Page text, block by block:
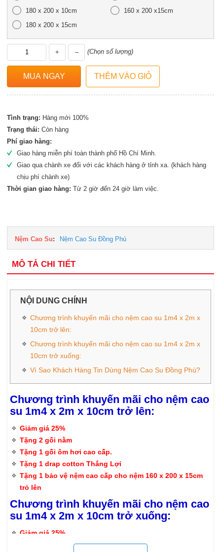
180 x 200 x 10cm
160 x 200 x15cm
180 x 200 x 15cm
+ – (Chọn số lượng)
Tình trạng: Hàng mới 100%
Trạng thái:Còn hàng
Phí giao hàng:
Giao hàng miễn phí toàn thành phố Hồ Chí Minh.
Giao qua chành xe đối với các khách hàng ở tỉnh xa. (khách hàng
chịu phí chành xe)
Thời gian giao hàng: Từ 2 giờ đến 24 giờ làm việc.
Nệm Cao Su: Nệm Cao Su Đồng Phú
MÔ TẢ CHI TIẾT
NỘI DUNG CHÍNH
Chương trình khuyến mãi cho nệm cao su 1m4 x 2m x
10cm trở lên:
Chương trình khuyến mãi cho nệm cao su 1m4 x 2m x
10cm trở xuống:
Vì Sao Khách Hàng Tin Dùng Nệm Cao Su Đồng Phú?
Chương trình khuyến mãi cho nệm cao
su 1m4 x 2m x 10cm trở lên:
Giảm giá 25%
Tặng 2 gối nằm
Tặng 1 gối ôm hơi cao cấp.
Tặng 1 drap cotton Thắng Lợi
Tặng 1 bảo vệ nệm cao cấp cho nệm 160 x 200 x 15cm
trỏ lên
Chương trình khuyến mãi cho nệm cao
su 1m4 x 2m x 10cm trở xuống:
Giảm giá 25%
Tặng 1 gối nầm cao su